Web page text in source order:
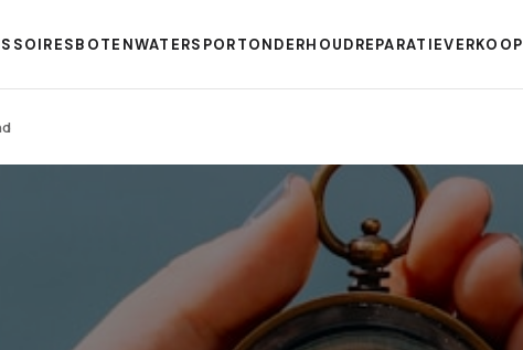
BOTENWATERSPORTONDERHOUDREPARATIEVERKOOP